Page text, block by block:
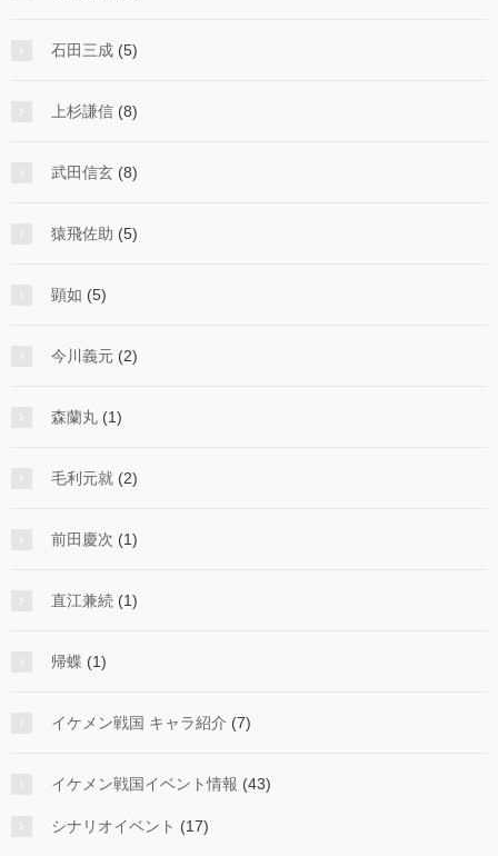
石田三成 (5)
上杉謙信 (8)
武田信玄 (8)
猿飛佐助 (5)
顕如 (5)
今川義元 (2)
森蘭丸 (1)
毛利元就 (2)
前田慶次 (1)
直江兼続 (1)
帰蝶 (1)
イケメン戦国 キャラ紹介 (7)
イケメン戦国イベント情報 (43)
シナリオイベント (17)